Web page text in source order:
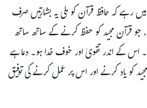
رہے کہ حافظ قرآن کو ملی یہ بشارتیں صرف
جو قرآن مجید کو حفظ کرنے کے ساتھ ساتھ
اس کے اندر تقویٰ اور خوف خدا ہو۔ دعا ہے
کو یاد کرنے اور اس پر عمل کرنے کی توفیق